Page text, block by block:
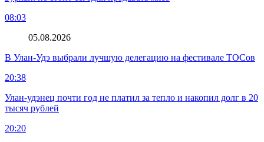
08:03
05.08.2026
В Улан-Удэ выбрали лучшую делегацию на фестивале ТОСов
20:38
Улан-удэнец почти год не платил за тепло и накопил долг в 20
тысяч рублей
20:20